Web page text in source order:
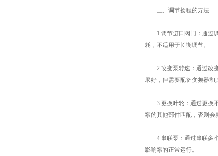
三、调节扬程的方法
1.调节进口阀门：通过调
耗，不适用于长期调节。
2.改变泵转速：通过改变
果好，但需要配备变频器和
3.更换叶轮：通过更换不
泵的其他部件匹配，否则会
4.串联泵：通过串联多个
影响泵的正常运行。